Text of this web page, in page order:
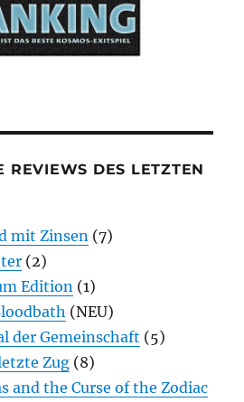
REVIEWS DES LETZTEN
mit Zinsen (7)
(2)
Edition (1)
(NEU)
der Gemeinschaft (5)
Zug (8)
and the Curse of the Zodiac